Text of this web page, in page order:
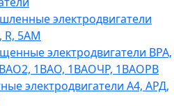
электродвигатели
5AM
электродвигатели ВРА,
1ВАО, 1ВАОЧР, 1ВАОРВ
электродвигатели A4, АРД,